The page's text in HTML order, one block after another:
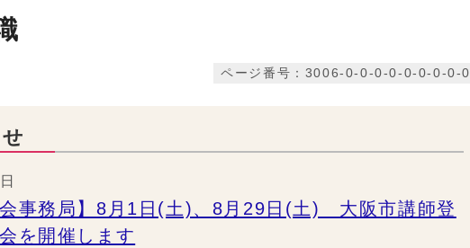
ページ番号：3006-0-0-0-0-0-0-0-0-0
会事務局】8月1日(土)、8月29日(土) 大阪市講師登
を開催します